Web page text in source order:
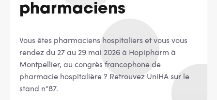
pharmaciens
Vous êtes pharmaciens hospitaliers et vous vous
rendez du 27 au 29 mai 2026 à Hopipharm à
Montpellier, au congrès francophone de
pharmacie hospitalière ? Retrouvez UniHA sur le
stand n°87.